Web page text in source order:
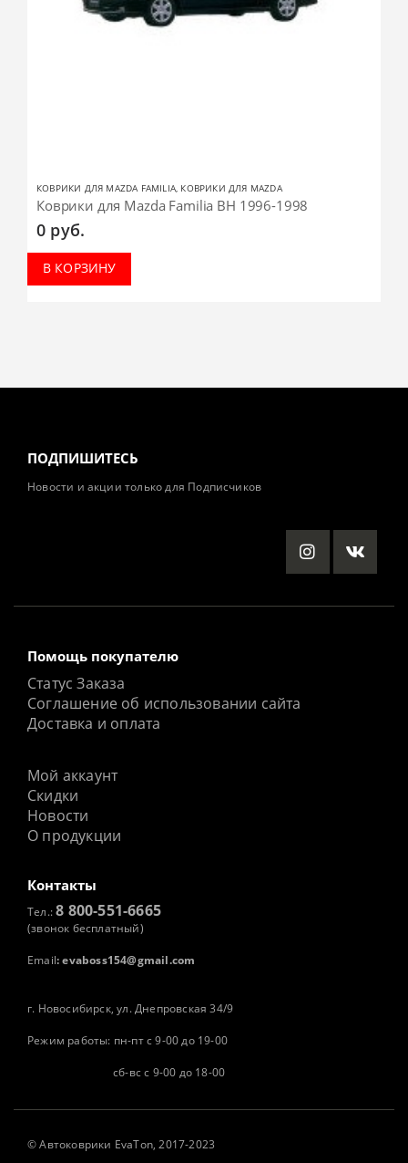
КОВРИКИ ДЛЯ MAZDA FAMILIA, КОВРИКИ ДЛЯ MAZDA
Коврики для Mazda Familia BH 1996-1998
0 руб.
В КОРЗИНУ
ПОДПИШИТЕСЬ
Новости и акции только для Подписчиков
Помощь покупателю
Статус Заказа
Соглашение об использовании сайта
Доставка и оплата
Мой аккаунт
Скидки
Новости
О продукции
Контакты
Тел.:8 800-551-6665
(звонок бесплатный)
Email: evaboss154@gmail.com
г. Новосибирск, ул. Днепровская 34/9
Режим работы: пн-пт с 9-00 до 19-00
сб-вс с 9-00 до 18-00
©Автоковрики EvaTon, 2017-2023